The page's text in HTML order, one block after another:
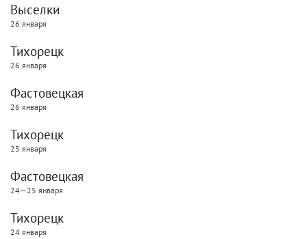
Выселки
26 января
Тихорецк
26 января
Фастовецкая
26 января
Тихорецк
25 января
Фастовецкая
24—25 января
Тихорецк
24 января